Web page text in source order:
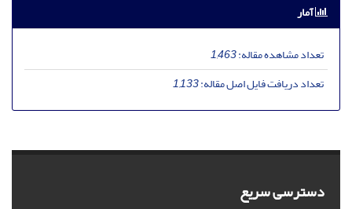
آمار
تعداد مشاهده مقاله:1,463
تعداد دریافت فایل اصل مقاله:1,133
دسترسی سریع